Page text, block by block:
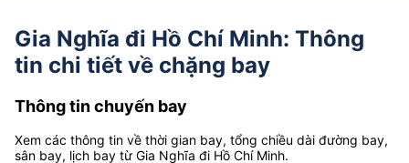
Gia Nghĩa đi Hồ Chí Minh: Thông
tin chi tiết về chặng bay
Thông tin chuyến bay
Xem các thông tin về thời gian bay, tổng chiều dài đường bay,
sân bay, lịch bay từ Gia Nghĩa đi Hồ Chí Minh.